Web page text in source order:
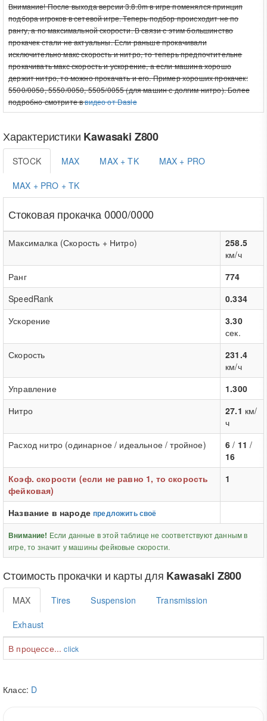
Внимание! После выхода версии 3.8.0m в игре поменялся принцип
подбора игроков в сетевой игре. Теперь подбор происходит не по
рангу, а по максимальной скорости. В связи с этим большинство
прокачек стали не актуальны. Если раньше прокачивали
исключительно макс скорость и нитро, то теперь предпочтительне
прокачивать макс скорость и ускорение, а если машина хорошо
держит нитро, то можно прокачать и его. Пример хороших прокачек:
5500/0050, 5550/0050, 5505/0055 (для машин с долгим нитро). Более
подробно смотрите ввидео от Dasle
Характеристики Kawasaki Z800
STOCK MAX MAX + TK MAX + PRO
MAX + PRO + TK
Стоковая прокачка 0000/0000
Максималка (Скорость + Нитро)
258.5
км/ч
Ранг
774
SpeedRank
0.334
Ускорение
3.30
сек.
Скорость
231.4
км/ч
Управление
1.300
Нитро
27.1 км/
ч
Расход нитро (одинарное / идеальное / тройное)
6 / 11 /
16
Коэф. скорости (если не равно 1, то скорость
фейковая)
1
Название в народепредложить своё
Внимание! Если данные в этой таблице не соответствуют данным в
игре, то значит у машины фейковые скорости.
Стоимость прокачки и карты для Kawasaki Z800
MAX Tires Suspension Transmission
Exhaust
В процессе...click
Класс: D